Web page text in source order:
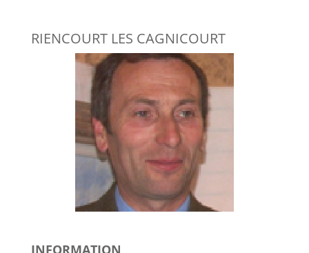
RIENCOURT LES CAGNICOURT
INFORMATION